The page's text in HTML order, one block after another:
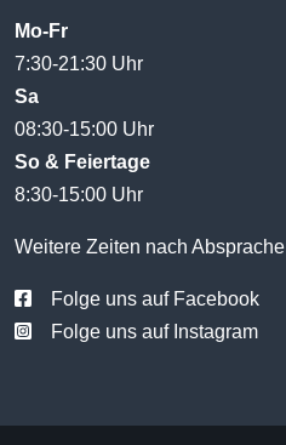
Mo-Fr
7:30-21:30 Uhr
Sa
08:30-15:00 Uhr
So & Feiertage
8:30-15:00 Uhr
Weitere Zeiten nach Absprache
Folge uns auf Facebook
Folge uns auf Instagram